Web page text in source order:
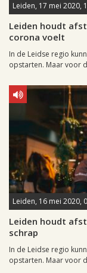
Leiden, 17 mei 2020,
Leiden houdt
corona voelt
In de Leidse regio
opstarten. Maar voor
Leiden, 16 mei 2020,
Leiden houdt
schrap
In de Leidse regio
opstarten. Maar voor